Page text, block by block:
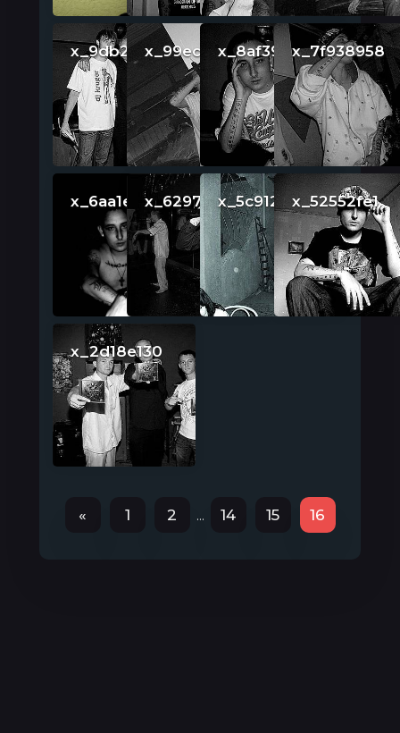
x_9db2cbd3x_99ecaa83x_8af3915cx_7f938958
x_6aa1ea7fx_62971220x_5c912b1cx_52552fe1
x_2d18e130
« 1 2 ... 14 15 16